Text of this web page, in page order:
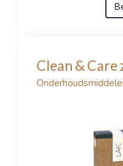
Clean & Care